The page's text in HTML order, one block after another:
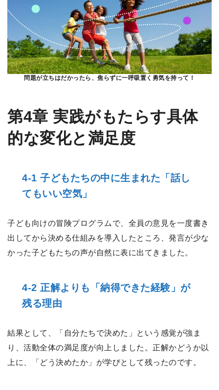
問題が立ちはだかったら、焦らずに一呼吸置く勇気を持って！
第4章 実践がもたらす具体
的な変化と満足度
4-1 子どもたちの中に生まれた「話し
てもいい空気」
子ども向けの冒険プログラムで、全員の意見を一度書き
出してから決める仕組みを導入したところ、発言が少な
かった子どもたちの声が自然に表に出てきました。
4-2 正解よりも「納得できた経験」が
残る理由
結果として、「自分たちで決めた」という感覚が強ま
り、活動全体の満足度が向上しました。正解かどうか以
上に、「どう決めたか」が学びとして残ったのです。